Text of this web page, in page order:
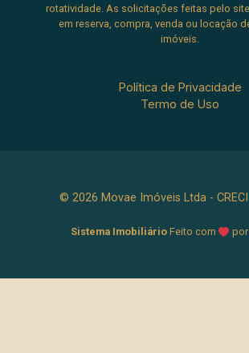
rotatividade. As solicitações feitas pelo
em reserva, compra, venda ou locação
imóveis.
Política de Privacidade
Termo de Uso
© 2026 Movae Imóveis Ltda -
Sistema Imobiliário Feito com por